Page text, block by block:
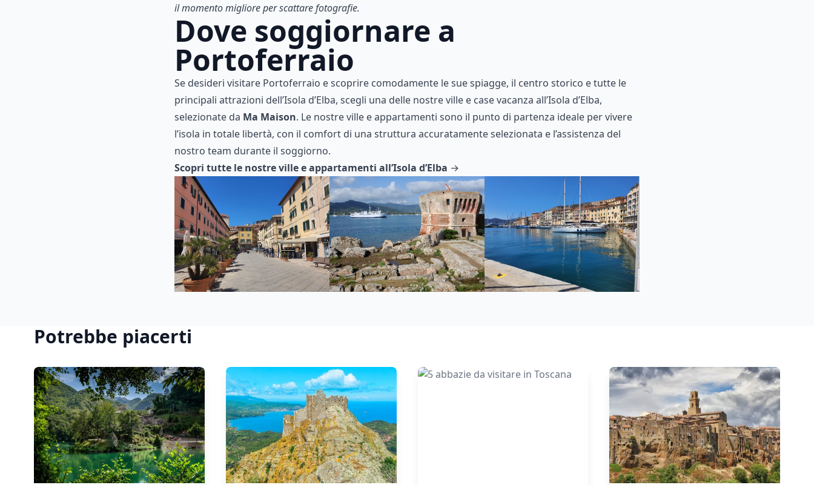
il momento migliore per scattare fotografie.
Dove soggiornare a
Portoferraio
Se desideri visitare Portoferraio e scoprire comodamente le sue spiagge, il centro storico e tutte le
principali attrazioni dell’Isola d’Elba, scegli una delle nostre ville e case vacanza all’Isola d’Elba,
selezionate da Ma Maison. Le nostre ville e appartamenti sono il punto di partenza ideale per vivere
l’isola in totale libertà, con il comfort di una struttura accuratamente selezionata e l’assistenza del
nostro team durante il soggiorno.
Scopri tutte le nostre ville e appartamenti all’Isola d’Elba →
Potrebbe piacerti